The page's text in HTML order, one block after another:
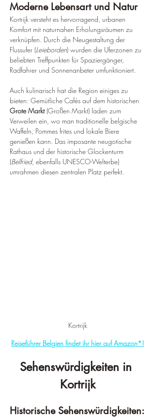
Moderne Lebensart und Natur
Kortrijk versteht es hervorragend, urbanen
Komfort mit naturnahen Erholungsräumen zu
verknüpfen. Durch die Neugestaltung der
Flussufer (Leieborden) wurden die Uferzonen zu
beliebten Treffpunkten für Spaziergänger,
Radfahrer und Sonnenanbeter umfunktioniert.
Auch kulinarisch hat die Region einiges zu
bieten: Gemütliche Cafés auf dem historischen
Grote Markt (Großen Markt) laden zum
Verweilen ein, wo man traditionelle belgische
Waffeln, Pommes frites und lokale Biere
genießen kann. Das imposante neugotische
Rathaus und der historische Glockenturm
(Belfried, ebenfalls UNESCO-Welterbe)
umrahmen diesen zentralen Platz perfekt.
Kortrijk
Reiseführer Belgien findet ihr hier auf Amazon*!
Sehenswürdigkeiten in
Kortrijk
Historische Sehenswürdigkeiten: